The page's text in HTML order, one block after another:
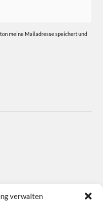
verwalten
meine Mailadresse speichert und